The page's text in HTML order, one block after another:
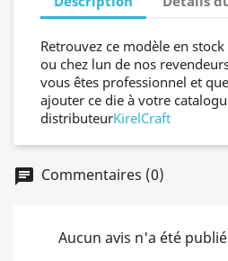
Retrouvez ce modèle en stock
ou chez lun de nos
vous êtes professionnel et
ajouter ce die à votre
distributeurKirelCraft
chat Commentaires (0)
Aucun avis n'a été